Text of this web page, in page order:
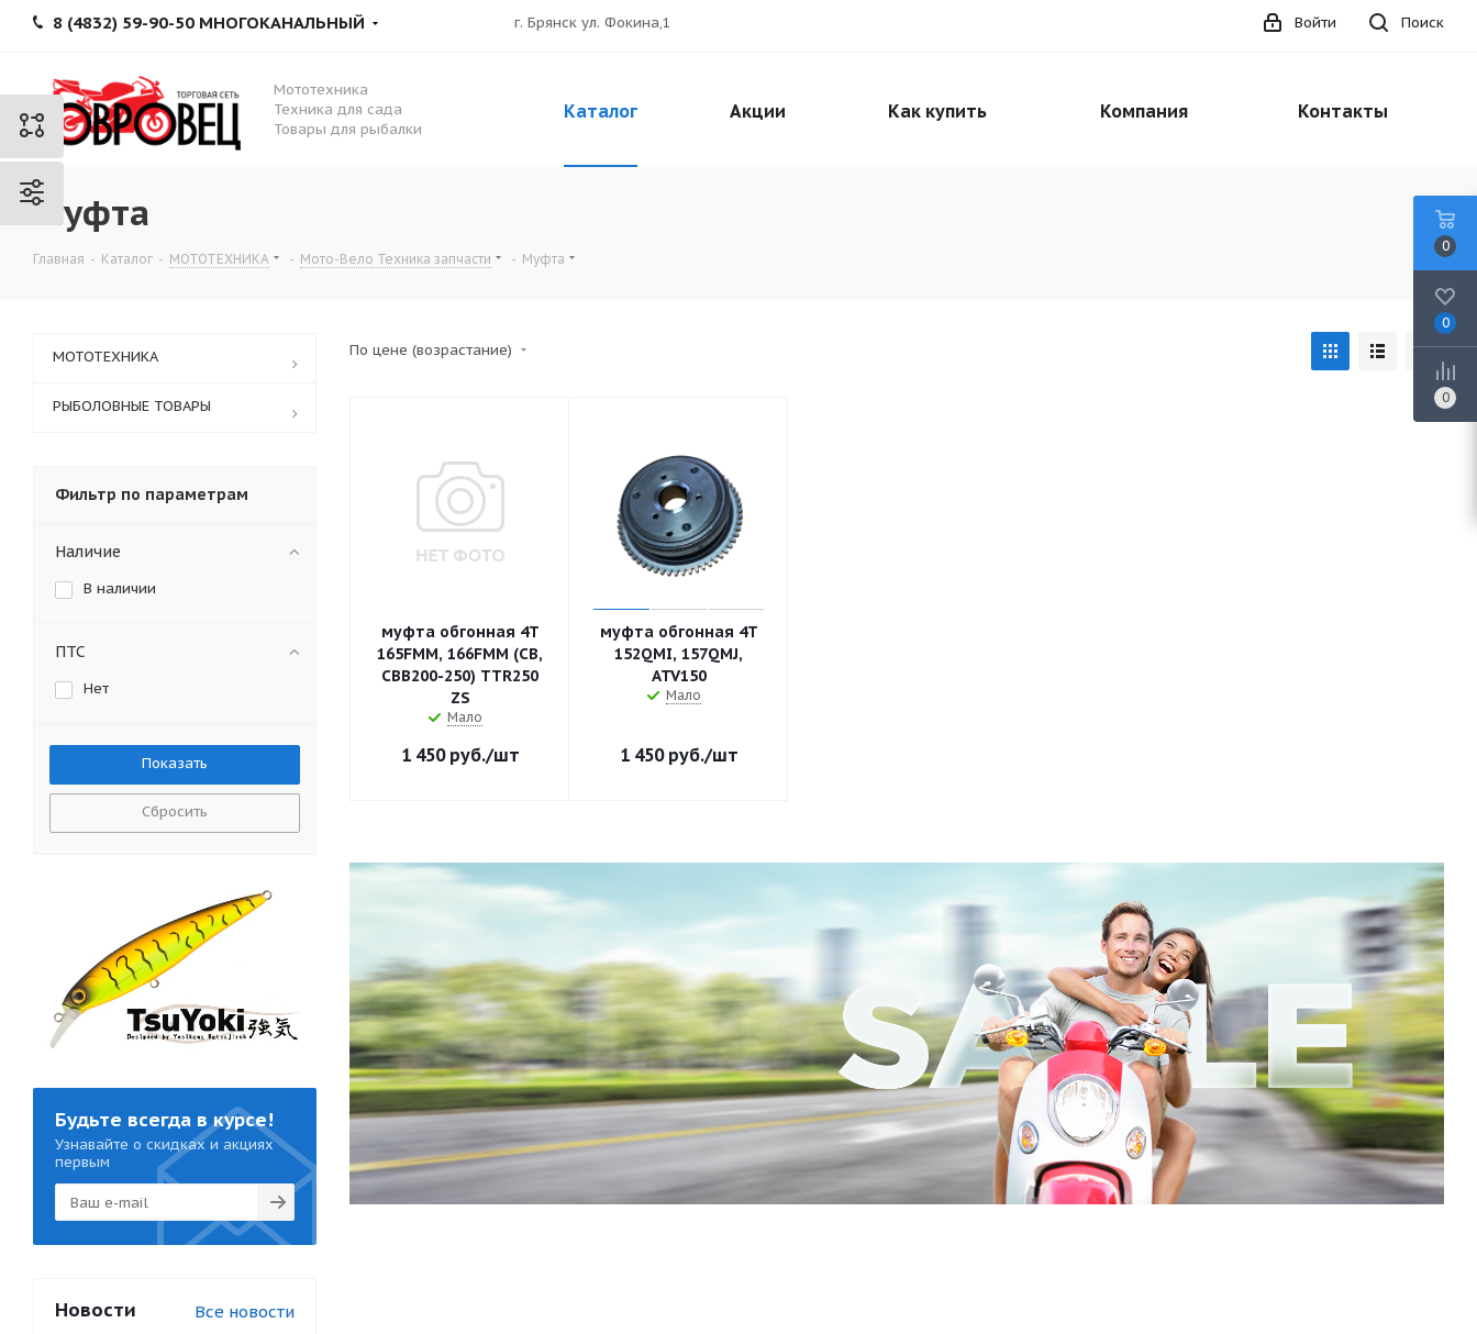
8 (4832) 59-90-50 МНОГОКАНАЛЬНЫЙ г. Брянск ул. Фокина,1 Поиск
Войти
Мототехника
Техника для сада
Товары для рыбалки
Каталог Акции Как купить Компания Контакты
Муфта
Главная - Каталог - МОТОТЕХНИКА - Мото-Вело Техника запчасти - Муфта
По цене (возрастание)
муфта обгонная 4Т
165FMM, 166FMM (CB,
CBB200-250) TTR250
ZS
Мало
1 450руб./шт
муфта обгонная 4T
152QMI, 157QMJ,
ATV150
Мало
1 450руб./шт
МОТОТЕХНИКА
РЫБОЛОВНЫЕ ТОВАРЫ
Фильтр по параметрам
Наличие
В наличии
ПТС
Нет
Сбросить
Будьте всегда в курсе!
Узнавайте о скидках и акциях
первым
Новости Все новости
0
0
0